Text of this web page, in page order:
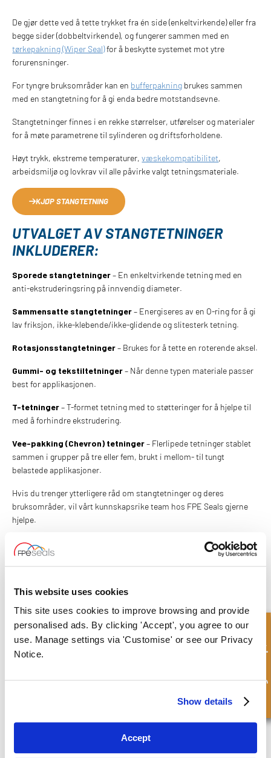
This website uses cookies
This site uses cookies to improve browsing and provide
personalised ads. By clicking 'Accept', you agree to our
use. Manage settings via 'Customise' or see our Privacy
Notice.
Show details
Accept
De gjør dette ved å tette trykket fra én side (enkeltvirkende) eller fra
begge sider (dobbeltvirkende), og fungerer sammen med en
tørkepakning (Wiper Seal)for å beskytte systemet mot ytre
forurensninger.
For tyngre bruksområder kan en bufferpakning brukes sammen
med en stangtetning for å gi enda bedre motstandsevne.
Stangtetninger finnes i en rekke størrelser, utførelser og materialer
for å møte parametrene til sylinderen og driftsforholdene.
Høyt trykk, ekstreme temperaturer,væskekompatibilitet,
arbeidsmiljø og lovkrav vil alle påvirke valgt tetningsmateriale.
KJØP STANGTETNING
UTVALGET AV STANGTETNINGER
INKLUDERER:
Sporede stangtetninger– En enkeltvirkende tetning med en
anti-ekstruderingsring på innvendig diameter.
Sammensatte stangtetninger– Energiseres av en O-ring for å gi
lav friksjon, ikke-klebende/ikke-glidende og slitesterk tetning.
Rotasjonsstangtetninger– Brukes for å tette en roterende aksel.
Gummi- og tekstiltetninger– Når denne typen materiale passer
best for applikasjonen.
T-tetninger– T-formet tetning med to støtteringer for å hjelpe til
med å forhindre ekstrudering.
Vee-pakking (Chevron) tetninger– Flerlipede tetninger stablet
sammen i grupper på tre eller fem, brukt i mellom- til tungt
belastede applikasjoner.
Hvis du trenger ytterligere råd om stangtetninger og deres
bruksområder, vil vårt kunnskapsrike team hos FPE Seals gjerne
hjelpe.
Vi lagerfører, skaffer og leverer et komplett utvalg av
stangtetninger. Finner du ikke det du leter etter? Vi kan også
produsere tetningene etter dine spesifikasjoner, i et bredt spekter
KONTAKT OSS
What to read next...
Hva gjør at hydraulikken går sakte?
Hurtigforespørsel